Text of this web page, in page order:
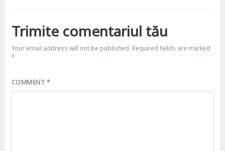
Trimite comentariul tău
Your email address will not be published. Required fields are marked
*
COMMENT *